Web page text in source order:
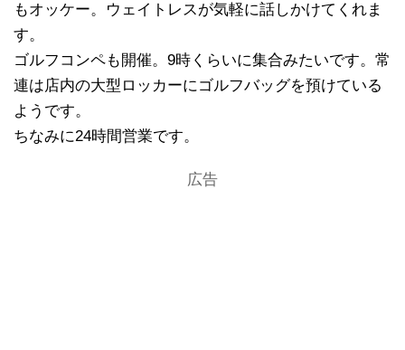
もオッケー。ウェイトレスが気軽に話しかけてくれま
す。
ゴルフコンペも開催。9時くらいに集合みたいです。常
連は店内の大型ロッカーにゴルフバッグを預けている
ようです。
ちなみに24時間営業です。
広告